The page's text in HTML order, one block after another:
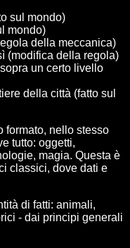
sul mondo)
mondo)
della meccanica)
della regola)
un certo livello
della città (fatto sul
formato, nello stesso
tutto: oggetti,
magia. Questa è
classici, dove dati e
di fatti: animali,
- dai principi generali